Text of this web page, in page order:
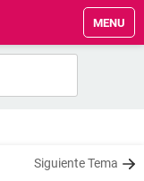
MENU
Siguiente Tema